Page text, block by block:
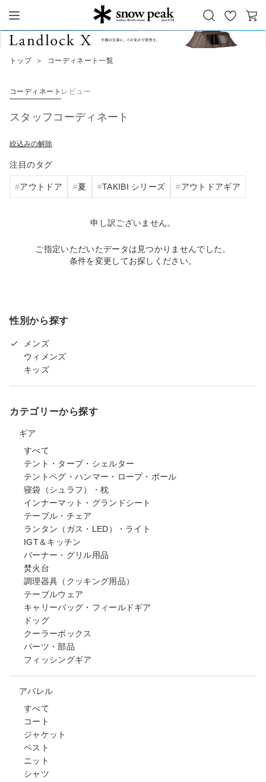
Snow Peak
お
気
カ
トップ ＞ コーディネート一覧
コーディネート レビュー
スタッフコーディネート
絞込みの解除
注目のタグ
アウトドア 夏 TAKIBI シリーズ アウトドアギア
申し訳ございません。
ご指定いただいたデータは見つかりませんでした。
条件を変更してお探しください。
性別から探す
メンズ
ウィメンズ
キッズ
カテゴリーから探す
ギア
すべて
テント・タープ・シェルター
テントペグ・ハンマー・ロープ・ポール
寝袋（シュラフ）・枕
インナーマット・グランドシート
テーブル・チェア
ランタン（ガス・LED）・ライト
IGT＆キッチン
バーナー・グリル用品
焚火台
調理器具（クッキング用品）
テーブルウェア
キャリーバッグ・フィールドギア
ドッグ
クーラーボックス
パーツ・部品
フィッシングギア
アパレル
すべて
コート
ジャケット
ベスト
ニット
シャツ